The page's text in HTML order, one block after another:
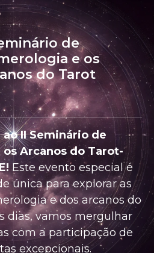
de
e os
do Tarot
II Seminário de
Arcanos do Tarot-
Este evento especial é
única para explorar as
e dos arcanos do
dias, vamos mergulhar
com a participação de
excepcionais.